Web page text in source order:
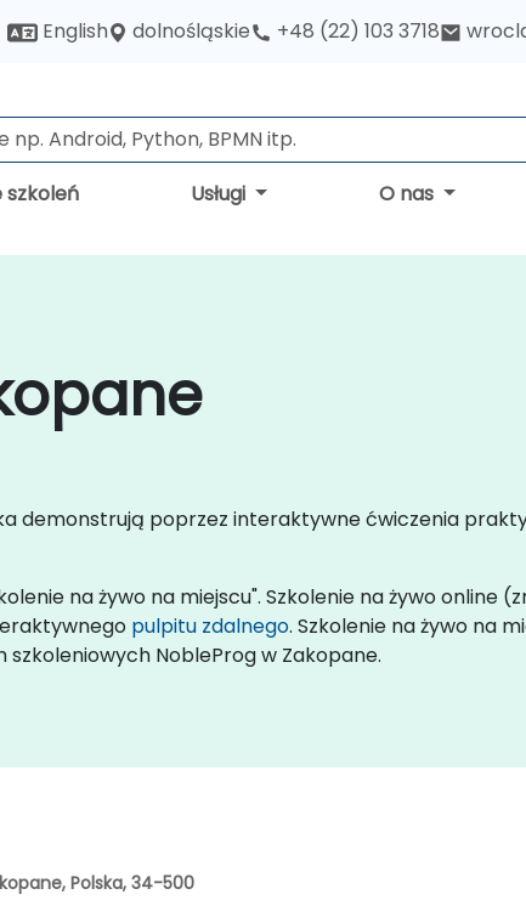
English dolnośląskie +48 (22) 103 3718
szkoleń Usługi O nas
demonstrują poprzez interaktywne ćwiczenia
na żywo na miejscu". Szkolenie na żywo online
pulpitu zdalnego. Szkolenie na żywo na
NobleProg w Zakopane.
Polska, 34-500